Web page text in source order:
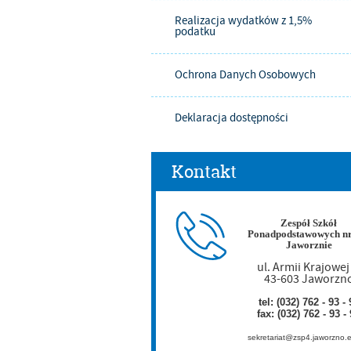
Realizacja wydatków z 1,5%
podatku
Ochrona Danych Osobowych
Deklaracja dostępności
Kontakt
Zespół Szkół
Ponadpodstawowych
Jaworznie
ul. Armii Krajowej
43-603
tel: (032) 762 - 93 -
fax: (032) 762 - 93 -